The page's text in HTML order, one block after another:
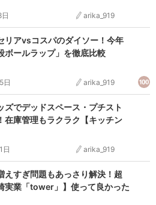
arika_919
リアvsコスパのダイソー！今年
ボールラップ」を徹底比較
日 arika_919
ズでデッドスペース・プチスト
在庫管理もラクラク【キッチン
日 arika_919
えすぎ問題もあっさり解決！超
実業「tower」】使って良かった